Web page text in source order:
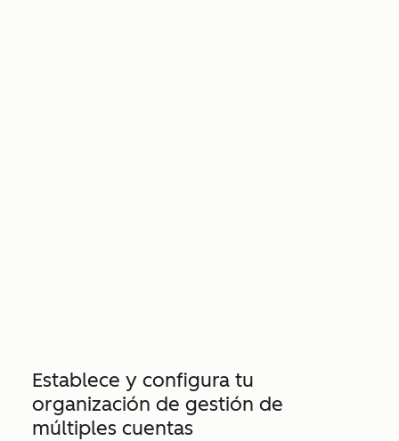
Establece y configura tu
organización de gestión de
múltiples cuentas